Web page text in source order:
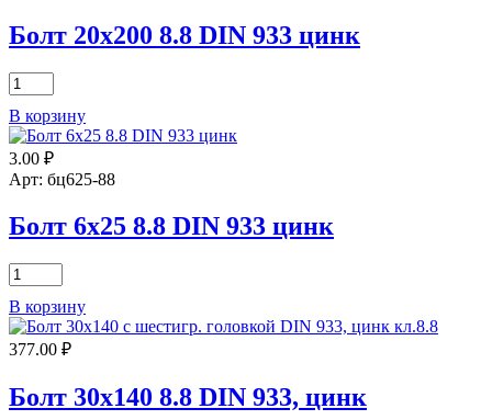
цинк
Болт 20х200 8.8 DIN 933 цинк
Количество
товара
Болт
20х200
8.8
DIN
цинк
В корзину
3.00 ₽
Арт: бц625-88
Болт 6х25 8.8 DIN 933 цинк
Количество
товара
Болт
6х25
8.8
933
цинк
В корзину
377.00 ₽
Болт 30х140 8.8 DIN 933, цинк